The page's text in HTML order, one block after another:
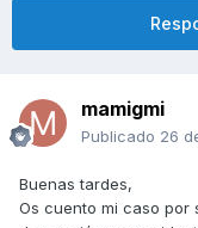
mamigmi
Publicado 26
Buenas tardes,
Os cuento mi caso por